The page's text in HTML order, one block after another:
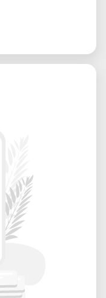
x 180 mm
80–100 mm/s
FilaFlex,
mm